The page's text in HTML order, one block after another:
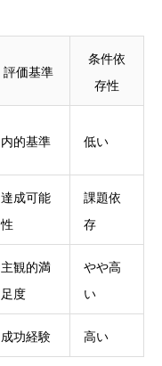
評価基準
条件依
存性
内的基準 低い
達成可能
性
課題依
存
主観的満
足度
やや高
い
成功経験 高い